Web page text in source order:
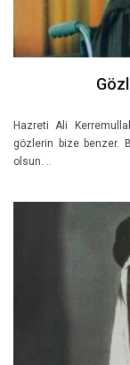
Hazreti Ali
gözlerin bize benzer.
olsun. ..